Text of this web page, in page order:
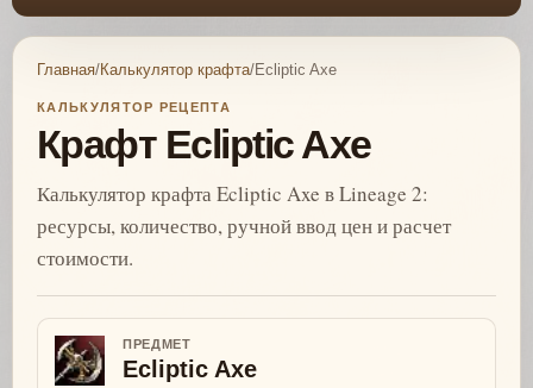
Главная/Калькулятор крафта/Ecliptic Axe
КАЛЬКУЛЯТОР РЕЦЕПТА
Крафт Ecliptic Axe
Калькулятор крафта Ecliptic Axe в Lineage 2:
ресурсы, количество, ручной ввод цен и расчет
стоимости.
ПРЕДМЕТ
Ecliptic Axe